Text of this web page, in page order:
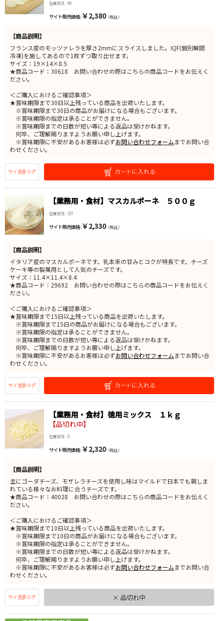
在庫状況 : 99
サイト販売価格 : ￥2,380（税込）
【商品説明】
フランス産のモッツァレラを厚さ2mmにスライスしました。IQF(個別瞬間
冷凍)を施してあるので1枚ずつ取り出せます。
サイズ：19×14×8.5
★商品コード：30618 お問い合わせの際はこちらの商品コードをお伝えく
ださい。
＜ご購入におけるご確認事項＞
★賞味期限まで30日以上残っている商品を出荷いたします。
※賞味期限まで30日の商品がお届けになる場合もございます。
※賞味期限の指定は承ることができません。
※賞味期限までの日数が短い等による返品は受けかねます。
何卒、ご理解賜りますようお願い申し上げます。
※賞味期限に不安があるお客様は必ずお問い合わせフォームまでお問い合
わせください。
【業務用・食材】マスカルポーネ ５００ｇ
在庫状況 : 157
サイト販売価格 : ￥2,330（税込）
【商品説明】
イタリア産のマスカルポーネです。乳本来の甘みとコクが特長です。チーズ
ケーキ等の製菓用として人気のチーズです。
サイズ：11.4×11.4×8.4
★商品コード：29692 お問い合わせの際はこちらの商品コードをお伝えく
ださい。
＜ご購入におけるご確認事項＞
★賞味期限まで15日以上残っている商品を出荷いたします。
※賞味期限まで15日の商品がお届けになる場合もございます。
※賞味期限の指定は承ることができません。
※賞味期限までの日数が短い等による返品は受けかねます。
何卒、ご理解賜りますようお願い申し上げます。
※賞味期限に不安があるお客様は必ずお問い合わせフォームまでお問い合
わせください。
【業務用・食材】徳用ミックス １ｋｇ
【品切れ中】
在庫状況 : 0
サイト販売価格 : ￥2,320（税込）
【商品説明】
主にゴーダチーズ、モザレラチーズを使用し味はマイルドで日本でも親しま
れている様々なお料理に合うチーズです。
★商品コード：40028 お問い合わせの際はこちらの商品コードをお伝えく
ださい。
＜ご購入におけるご確認事項＞
★賞味期限まで10日以上残っている商品を出荷いたします。
※賞味期限まで10日の商品がお届けになる場合もございます。
※賞味期限の指定は承ることができません。
※賞味期限までの日数が短い等による返品は受けかねます。
何卒、ご理解賜りますようお願い申し上げます。
※賞味期限に不安があるお客様は必ずお問い合わせフォームまでお問い合
わせください。
× 品切れ中